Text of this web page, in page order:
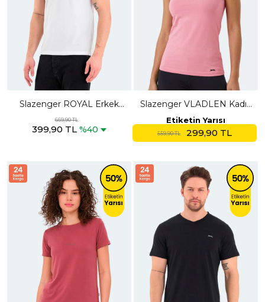
Slazenger ROYAL Erkek
Polo Yaka Beyaz Tişört
669,90 TL
399,90 TL %40
Slazenger VLADLEN Kadın
Slim Fıt Kolsuz Gül Atlet
Etiketin Yarısı
559,90 TL 299,90 TL